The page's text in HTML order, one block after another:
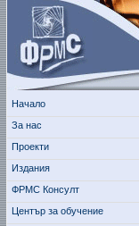
Начало
За нас
Проекти
Издания
ФРМС Консулт
Център за обучение